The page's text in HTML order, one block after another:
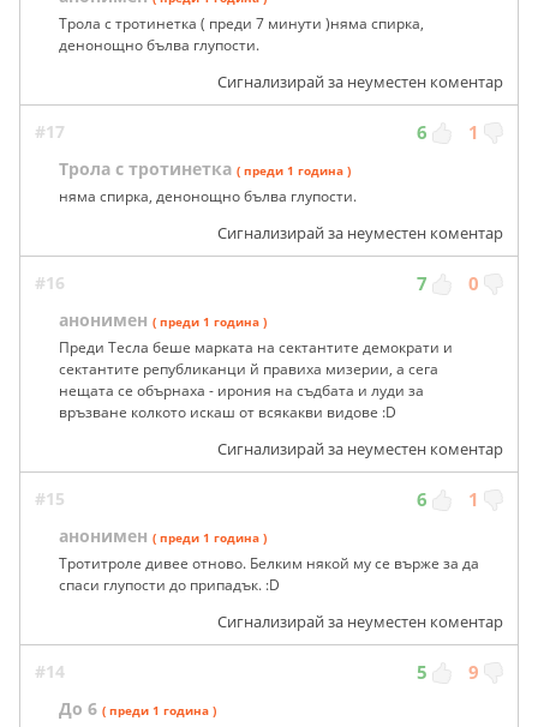
Трола с тротинетка ( преди 7 минути )няма спирка,
денонощно бълва глупости.
Сигнализирай за неуместен коментар
#17 6 1
Трола с тротинетка ( преди 1 година )
няма спирка, денонощно бълва глупости.
Сигнализирай за неуместен коментар
#16 7 0
анонимен ( преди 1 година )
Преди Тесла беше марката на сектантите демократи и
сектантите републиканци й правиха мизерии, а сега
нещата се обърнаха - ирония на съдбата и луди за
връзване колкото искаш от всякакви видове :D
Сигнализирай за неуместен коментар
#15 6 1
анонимен ( преди 1 година )
Тротитроле дивее отново. Белким някой му се върже за да
спаси глупости до припадък. :D
Сигнализирай за неуместен коментар
#14 5 9
До 6 ( преди 1 година )